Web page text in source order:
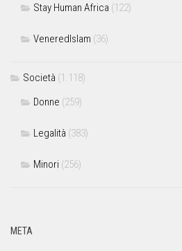
Stay Human Africa (122)
VeneredIslam (36)
Società (1.118)
Donne (259)
Legalità (383)
Minori (256)
META